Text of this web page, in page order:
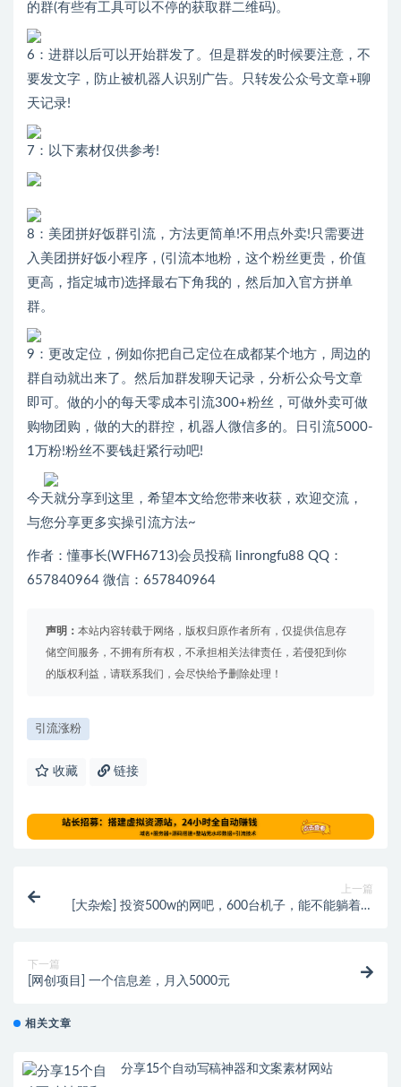
的群(有些有工具可以不停的获取群二维码)。
6：进群以后可以开始群发了。但是群发的时候要注意，不
要发文字，防止被机器人识别广告。只转发公众号文章+聊
天记录!
7：以下素材仅供参考!
8：美团拼好饭群引流，方法更简单!不用点外卖!只需要进
入美团拼好饭小程序，(引流本地粉，这个粉丝更贵，价值
更高，指定城市)选择最右下角我的，然后加入官方拼单
群。
9：更改定位，例如你把自己定位在成都某个地方，周边的
群自动就出来了。然后加群发聊天记录，分析公众号文章
即可。做的小的每天零成本引流300+粉丝，可做外卖可做
购物团购，做的大的群控，机器人微信多的。日引流5000-
1万粉!粉丝不要钱赶紧行动吧!
今天就分享到这里，希望本文给您带来收获，欢迎交流，
与您分享更多实操引流方法~
作者：懂事长(WFH6713)会员投稿 linrongfu88 QQ：
657840964 微信：657840964
声明： 本站内容转载于网络，版权归原作者所有，仅提供信息存
储空间服务，不拥有所有权，不承担相关法律责任，若侵犯到你
的版权利益，请联系我们，会尽快给予删除处理！
引流涨粉
收藏 链接
上一篇
[大杂烩] 投资500w的网吧，600台机子，能不能躺着赚
下一篇
[网创项目] 一个信息差，月入5000元
相关文章
分享15个自动写稿神器和文案素材网站